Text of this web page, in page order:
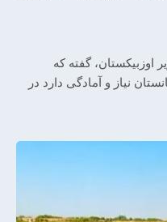
گفته که
نیاز و آمادگی دارد در